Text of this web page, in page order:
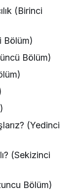
(Birinci
Bölüm)
Bölüm)
(Yedinci
(Sekizinci
Bölüm)